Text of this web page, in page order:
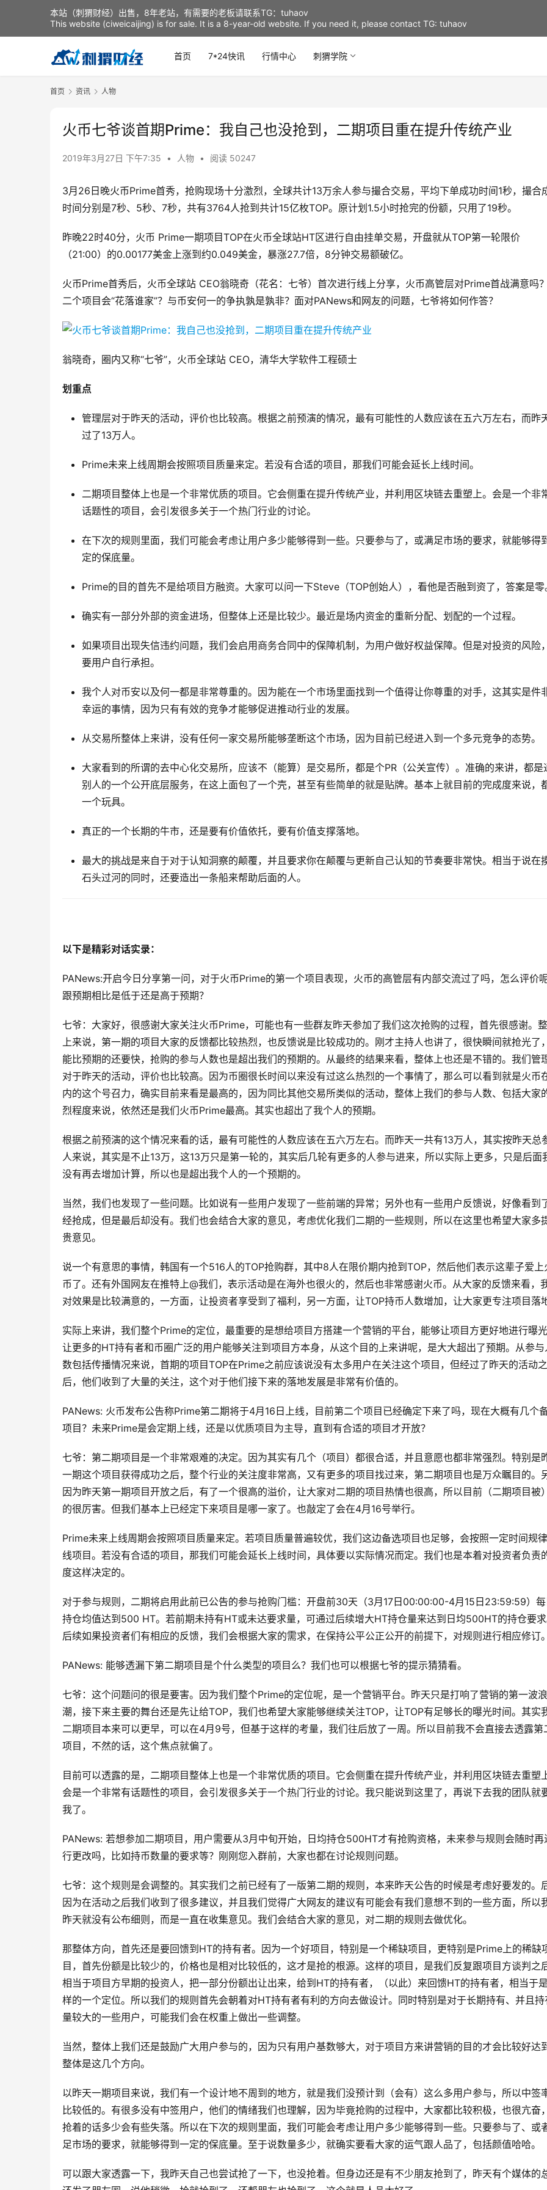
首页 7*24快讯 行情中心 刺猬学院
首页 资讯 人物
火币七爷谈首期Prime：我自己也没抢到，二期项目重在提升传统产业
2019年3月27日 下午7:35 • 人物 • 阅读 50247
3月26日晚火币Prime首秀，抢购现场十分激烈，全球共计13万余人参与撮合交易，平均下单成功时间1秒，撮合
时间分别是7秒、5秒、7秒，共有3764人抢到共计15亿枚TOP。原计划1.5小时抢完的份额，只用了19秒。
昨晚22时40分，火币 Prime一期项目TOP在火币全球站HT区进行自由挂单交易，开盘就从TOP第一轮限价
（21:00）的0.00177美金上涨到约0.049美金，暴涨27.7倍，8分钟交易额破亿。
火币Prime首秀后，火币全球站 CEO翁晓奇（花名：七爷）首次进行线上分享，火币高管层对Prime首战满意吗
二个项目会“花落谁家”？与币安何一的争执孰是孰非？面对PANews和网友的问题，七爷将如何作答？
翁晓奇，圈内又称“七爷”，火币全球站 CEO，清华大学软件工程硕士
划重点
管理层对于昨天的活动，评价也比较高。根据之前预演的情况，最有可能性的人数应该在五六万左右，而昨
过了13万人。
Prime未来上线周期会按照项目质量来定。若没有合适的项目，那我们可能会延长上线时间。
二期项目整体上也是一个非常优质的项目。它会侧重在提升传统产业，并利用区块链去重塑上。会是一个非
话题性的项目，会引发很多关于一个热门行业的讨论。
在下次的规则里面，我们可能会考虑让用户多少能够得到一些。只要参与了，或满足市场的要求，就能够得
定的保底量。
Prime的目的首先不是给项目方融资。大家可以问一下Steve（TOP创始人），看他是否融到资了，答案是零
确实有一部分外部的资金进场，但整体上还是比较少。最近是场内资金的重新分配、划配的一个过程。
如果项目出现失信违约问题，我们会启用商务合同中的保障机制，为用户做好权益保障。但是对投资的风险
要用户自行承担。
我个人对币安以及何一都是非常尊重的。因为能在一个市场里面找到一个值得让你尊重的对手，这其实是件
幸运的事情，因为只有有效的竞争才能够促进推动行业的发展。
从交易所整体上来讲，没有任何一家交易所能够垄断这个市场，因为目前已经进入到一个多元竞争的态势。
大家看到的所谓的去中心化交易所，应该不（能算）是交易所，都是个PR（公关宣传）。准确的来讲，都是
别人的一个公开底层服务，在这上面包了一个壳，甚至有些简单的就是贴牌。基本上就目前的完成度来说，
一个玩具。
真正的一个长期的牛市，还是要有价值依托，要有价值支撑落地。
最大的挑战是来自于对于认知洞察的颠覆，并且要求你在颠覆与更新自己认知的节奏要非常快。相当于说在
石头过河的同时，还要造出一条船来帮助后面的人。
以下是精彩对话实录：
PANews:开启今日分享第一问，对于火币Prime的第一个项目表现，火币的高管层有内部交流过了吗，怎么评价呢
跟预期相比是低于还是高于预期？
七爷：大家好，很感谢大家关注火币Prime，可能也有一些群友昨天参加了我们这次抢购的过程，首先很感谢。
上来说，第一期的项目大家的反馈都比较热烈，也反馈说是比较成功的。刚才主持人也讲了，很快瞬间就抢光了
能比预期的还要快，抢购的参与人数也是超出我们的预期的。从最终的结果来看，整体上也还是不错的。我们管
对于昨天的活动，评价也比较高。因为币圈很长时间以来没有过这么热烈的一个事情了，那么可以看到就是火币
内的这个号召力，确实目前来看是最高的，因为同比其他交易所类似的活动，整体上我们的参与人数、包括大家
烈程度来说，依然还是我们火币Prime最高。其实也超出了我个人的预期。
根据之前预演的这个情况来看的话，最有可能性的人数应该在五六万左右。而昨天一共有13万人，其实按昨天总
人来说，其实是不止13万，这13万只是第一轮的，其实后几轮有更多的人参与进来，所以实际上更多，只是后面
没有再去增加计算，所以也是超出我个人的一个预期的。
当然，我们也发现了一些问题。比如说有一些用户发现了一些前端的异常；另外也有一些用户反馈说，好像看到
经抢成，但是最后却没有。我们也会结合大家的意见，考虑优化我们二期的一些规则，所以在这里也希望大家多
贵意见。
说一个有意思的事情，韩国有一个516人的TOP抢购群，其中8人在限价期内抢到TOP，然后他们表示这辈子爱上
币了。还有外国网友在推特上@我们，表示活动是在海外也很火的，然后也非常感谢火币。从大家的反馈来看，
对效果是比较满意的，一方面，让投资者享受到了福利，另一方面，让TOP持币人数增加，让大家更专注项目落地
实际上来讲，我们整个Prime的定位，最重要的是想给项目方搭建一个营销的平台，能够让项目方更好地进行曝光
让更多的HT持有者和币圈广泛的用户能够关注到项目方本身，从这个目的上来讲呢，是大大超出了预期。从参与
数包括传播情况来说，首期的项目TOP在Prime之前应该说没有太多用户在关注这个项目，但经过了昨天的活动之
后，他们收到了大量的关注，这个对于他们接下来的落地发展是非常有价值的。
PANews: 火币发布公告称Prime第二期将于4月16日上线，目前第二个项目已经确定下来了吗，现在大概有几个
项目？未来Prime是会定期上线，还是以优质项目为主导，直到有合适的项目才开放？
七爷：第二期项目是一个非常艰难的决定。因为其实有几个（项目）都很合适，并且意愿也都非常强烈。特别是
一期这个项目获得成功之后，整个行业的关注度非常高，又有更多的项目找过来，第二期项目也是万众瞩目的。
因为昨天第一期项目开放之后，有了一个很高的溢价，让大家对二期的项目热情也很高，所以目前（二期项目被
的很厉害。但我们基本上已经定下来项目是哪一家了。也敲定了会在4月16号举行。
Prime未来上线周期会按照项目质量来定。若项目质量普遍较优，我们这边备选项目也足够，会按照一定时间规
线项目。若没有合适的项目，那我们可能会延长上线时间，具体要以实际情况而定。我们也是本着对投资者负责
度这样决定的。
对于参与规则，二期将启用此前已公告的参与抢购门槛：开盘前30天（3月17日00:00:00-4月15日23:59:59）每
持仓均值达到500 HT。若前期未持有HT或未达要求量，可通过后续增大HT持仓量来达到日均500HT的持仓要求
后续如果投资者们有相应的反馈，我们会根据大家的需求，在保持公平公正公开的前提下，对规则进行相应修订。
PANews: 能够透漏下第二期项目是个什么类型的项目么？我们也可以根据七爷的提示猜猜看。
七爷：这个问题问的很是要害。因为我们整个Prime的定位呢，是一个营销平台。昨天只是打响了营销的第一波浪
潮，接下来主要的舞台还是先让给TOP，我们也希望大家能够继续关注TOP，让TOP有足够长的曝光时间。其实
二期项目本来可以更早，可以在4月9号，但基于这样的考量，我们往后放了一周。所以目前我不会直接去透露第
项目，不然的话，这个焦点就偏了。
目前可以透露的是，二期项目整体上也是一个非常优质的项目。它会侧重在提升传统产业，并利用区块链去重塑上
会是一个非常有话题性的项目，会引发很多关于一个热门行业的讨论。我只能说到这里了，再说下去我的团队就
我了。
PANews: 若想参加二期项目，用户需要从3月中旬开始，日均持仓500HT才有抢购资格，未来参与规则会随时再
行更改吗，比如持币数量的要求等？刚刚您入群前，大家也都在讨论规则问题。
七爷：这个规则是会调整的。其实我们之前已经有了一版第二期的规则，本来昨天公告的时候是考虑好要发的。
因为在活动之后我们收到了很多建议，并且我们觉得广大网友的建议有可能会有我们意想不到的一些方面，所以
昨天就没有公布细则，而是一直在收集意见。我们会结合大家的意见，对二期的规则去做优化。
那整体方向，首先还是要回馈到HT的持有者。因为一个好项目，特别是一个稀缺项目，更特别是Prime上的稀缺
目，首先份额是比较少的，价格也是相对比较低的，这才是抢的根源。这样的项目，是我们反复跟项目方谈判之后
相当于项目方早期的投资人，把一部分份额出让出来，给到HT的持有者，（以此）来回馈HT的持有者，相当于
样的一个定位。所以我们的规则首先会朝着对HT持有者有利的方向去做设计。同时特别是对于长期持有、并且持
量较大的一些用户，可能我们会在权重上做出一些调整。
当然，整体上我们还是鼓励广大用户参与的，因为只有用户基数够大，对于项目方来讲营销的目的才会比较好达到
整体是这几个方向。
以昨天一期项目来说，我们有一个设计地不周到的地方，就是我们没预计到（会有）这么多用户参与，所以中签
比较低的。有很多没有中签用户，他们的情绪我们也理解，因为毕竟抢购的过程中，大家都比较积极，也很亢奋
抢着的话多少会有些失落。所以在下次的规则里面，我们可能会考虑让用户多少能够得到一些。只要参与了、或
足市场的要求，就能够得到一定的保底量。至于说数量多少，就确实要看大家的运气跟人品了，包括颜值哈哈。
可以跟大家透露一下，我昨天自己也尝试抢了一下，也没抢着。但身边还是有不少朋友抢到了，昨天有个媒体的
本站（刺猬财经）出售，8年老站，有需要的老板请联系TG：tuhaov
This website (ciweicaijing) is for sale. It is a 8-year-old website. If you need it, please contact TG: tuhaov